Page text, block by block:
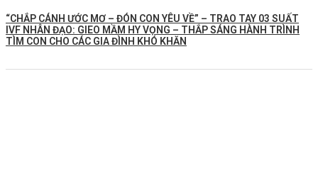
“CHẮP CÁNH ƯỚC MƠ – ĐÓN CON YÊU VỀ” – TRAO TAY 03 SUẤT
IVF NHÂN ĐẠO: GIEO MẦM HY VỌNG – THẮP SÁNG HÀNH TRÌNH
TÌM CON CHO CÁC GIA ĐÌNH KHÓ KHĂN